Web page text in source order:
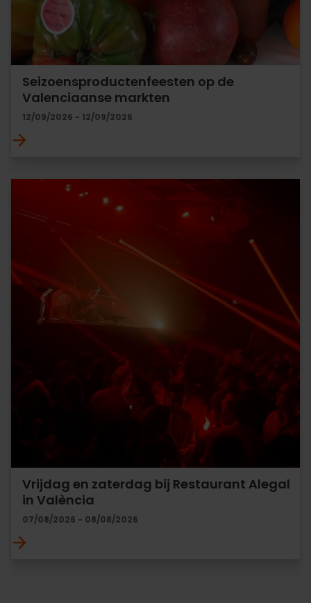
Seizoensproductenfeesten op de
Valenciaanse markten
12/09/2026 - 12/09/2026
Vrijdag en zaterdag bij Restaurant Alegal
in València
07/08/2026 - 08/08/2026